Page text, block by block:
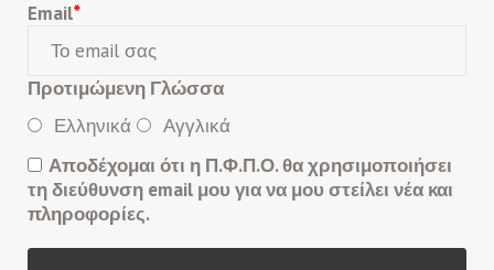
Email*
Προτιμώμενη Γλώσσα
Ελληνικά
Αγγλικά
Αποδέχομαι ότι η Π.Φ.Π.Ο. θα χρησιμοποιήσει
τη διεύθυνση email μου για να μου στείλει νέα και
πληροφορίες.